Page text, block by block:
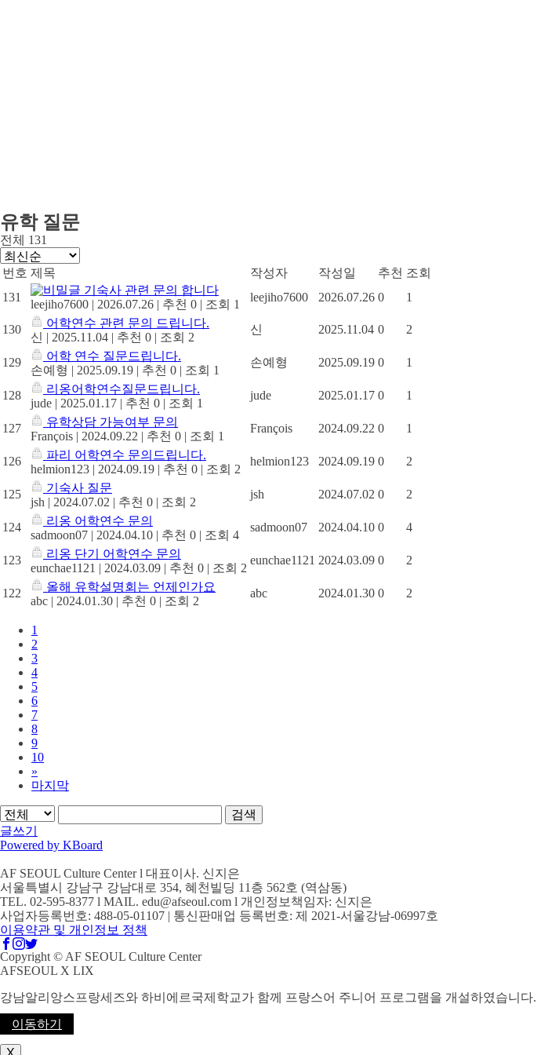
유학 질문
전체 131
번호 제목 작성자 작성일 추천 조회
131
기숙사 관련 문의 합니다
leejiho7600 | 2026.07.26 | 추천 0 | 조회 1
leejiho7600 2026.07.26 0 1
130
어학연수 관련 문의 드립니다.
신 | 2025.11.04 | 추천 0 | 조회 2
신 2025.11.04 0 2
129
어학 연수 질문드립니다.
손예형 | 2025.09.19 | 추천 0 | 조회 1
손예형 2025.09.19 0 1
128
리옹어학연수질문드립니다.
jude | 2025.01.17 | 추천 0 | 조회 1
jude 2025.01.17 0 1
127
유학상담 가능여부 문의
François | 2024.09.22 | 추천 0 | 조회 1
François 2024.09.22 0 1
126
파리 어학연수 문의드립니다.
helmion123 | 2024.09.19 | 추천 0 | 조회 2
helmion123 2024.09.19 0 2
125
기숙사 질문
jsh | 2024.07.02 | 추천 0 | 조회 2
jsh 2024.07.02 0 2
124
리옹 어학연수 문의
sadmoon07 | 2024.04.10 | 추천 0 | 조회 4
sadmoon07 2024.04.10 0 4
123
리옹 단기 어학연수 문의
eunchae1121 | 2024.03.09 | 추천 0 | 조회 2
eunchae1121 2024.03.09 0 2
122
올해 유학설명회는 언제인가요
abc | 2024.01.30 | 추천 0 | 조회 2
abc 2024.01.30 0 2
1
2
3
4
5
6
7
8
9
10
»
마지막
검색
글쓰기
Powered by KBoard
AF SEOUL Culture Center l 대표이사. 신지은
서울특별시 강남구 강남대로 354, 혜천빌딩 11층 562호 (역삼동)
TEL. 02-595-8377 l MAIL. edu@afseoul.com l 개인정보책임자: 신지은
사업자등록번호: 488-05-01107 | 통신판매업 등록번호: 제 2021-서울강남-06997호
이용약관 및 개인정보 정책
Copyright © AF SEOUL Culture Center
AFSEOUL X LIX
강남알리앙스프랑세즈와 하비에르국제학교가 함께 프랑스어 주니어 프로그램을 개설하였습니다.
이동하기